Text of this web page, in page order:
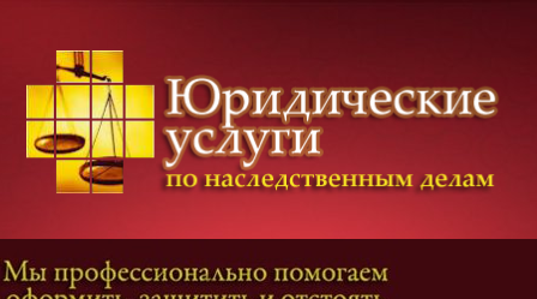
Категории дел